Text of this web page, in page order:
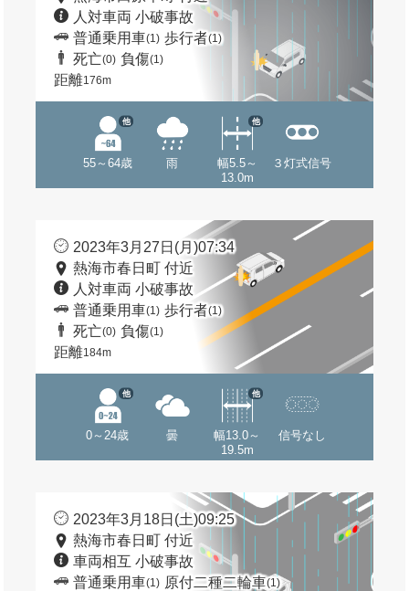
人対車両 小破事故
普通乗用車(1) 歩行者(1)
死亡(0) 負傷(1)
距離176m
55～64歳
他
雨
幅5.5～
13.0m
他
３灯式信号
2023年3月27日(月)07:34
熱海市春日町 付近
人対車両 小破事故
普通乗用車(1) 歩行者(1)
死亡(0) 負傷(1)
距離184m
0～24歳
他
曇
幅13.0～
19.5m
他
信号なし
2023年3月18日(土)09:25
熱海市春日町 付近
車両相互 小破事故
普通乗用車(1) 原付二種二輪車(1)